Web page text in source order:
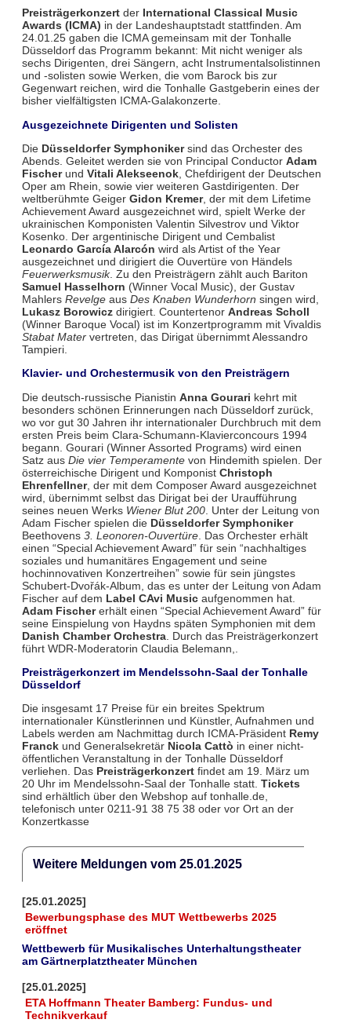
Preisträgerkonzert der International Classical Music
Awards (ICMA) in der Landeshauptstadt stattfinden. Am
24.01.25 gaben die ICMA gemeinsam mit der Tonhalle
Düsseldorf das Programm bekannt: Mit nicht weniger als
sechs Dirigenten, drei Sängern, acht Instrumentalsolistinnen
und -solisten sowie Werken, die vom Barock bis zur
Gegenwart reichen, wird die Tonhalle Gastgeberin eines der
bisher vielfältigsten ICMA-Galakonzerte.
Ausgezeichnete Dirigenten und Solisten
Die Düsseldorfer Symphonikersind das Orchester des
Abends. Geleitet werden sie von Principal Conductor Adam
Fischerund Vitali Alekseenok, Chefdirigent der Deutschen
Oper am Rhein, sowie vier weiteren Gastdirigenten. Der
weltberühmte Geiger Gidon Kremer, der mit dem Lifetime
Achievement Award ausgezeichnet wird, spielt Werke der
ukrainischen Komponisten Valentin Silvestrov und Viktor
Kosenko. Der argentinische Dirigent und Cembalist
Leonardo García Alarcón wird als Artist of the Year
ausgezeichnet und dirigiert die Ouvertüre von Händels
Feuerwerksmusik. Zu den Preisträgern zählt auch Bariton
Samuel Hasselhorn (Winner Vocal Music), der Gustav
Mahlers Revelgeaus Des Knaben Wunderhorn singen wird,
Lukasz Borowiczdirigiert. Countertenor Andreas Scholl
(Winner Baroque Vocal) ist im Konzertprogramm mit Vivaldis
Stabat Mater vertreten, das Dirigat übernimmt Alessandro
Tampieri.
Klavier- und Orchestermusik von den Preisträgern
Die deutsch-russische Pianistin Anna Gourari kehrt mit
besonders schönen Erinnerungen nach Düsseldorf zurück,
wo vor gut 30 Jahren ihr internationaler Durchbruch mit dem
ersten Preis beim Clara-Schumann-Klavierconcours 1994
begann. Gourari (Winner Assorted Programs) wird einen
Satz aus Die vier Temperamentevon Hindemith spielen. Der
österreichische Dirigent und Komponist Christoph
Ehrenfellner, der mit dem Composer Award ausgezeichnet
wird, übernimmt selbst das Dirigat bei der Uraufführung
seines neuen Werks Wiener Blut 200. Unter der Leitung von
Adam Fischer spielen die Düsseldorfer Symphoniker
Beethovens 3. Leonoren-Ouvertüre. Das Orchester erhält
einen “Special Achievement Award” für sein “nachhaltiges
soziales und humanitäres Engagement und seine
hochinnovativen Konzertreihen” sowie für sein jüngstes
Schubert-Dvořák-Album, das es unter der Leitung von Adam
Fischer auf dem Label CAvi Musicaufgenommen hat.
Adam Fischererhält einen “Special Achievement Award” für
seine Einspielung von Haydns späten Symphonien mit dem
Danish Chamber Orchestra. Durch das Preisträgerkonzert
führt WDR-Moderatorin Claudia Belemann,.
Preisträgerkonzert im Mendelssohn-Saal der Tonhalle
Düsseldorf
Die insgesamt 17 Preise für ein breites Spektrum
internationaler Künstlerinnen und Künstler, Aufnahmen und
Labels werden am Nachmittag durch ICMA-Präsident Remy
Franckund Generalsekretär Nicola Cattò in einer nicht-
öffentlichen Veranstaltung in der Tonhalle Düsseldorf
verliehen. Das Preisträgerkonzertfindet am 19. März um
20 Uhr im Mendelssohn-Saal der Tonhalle statt. Tickets
sind erhältlich über den Webshop auf tonhalle.de,
telefonisch unter 0211-91 38 75 38 oder vor Ort an der
Konzertkasse
Weitere Meldungen vom 25.01.2025
[25.01.2025]
Bewerbungsphase des MUT Wettbewerbs 2025
eröffnet
Wettbewerb für Musikalisches Unterhaltungstheater
am Gärtnerplatztheater München
[25.01.2025]
ETA Hoffmann Theater Bamberg: Fundus- und
Technikverkauf